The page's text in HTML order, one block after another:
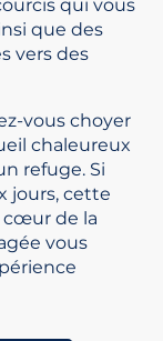
qui vous
que des
vers des
vous choyer
chaleureux
refuge. Si
jours, cette
cœur de la
vous